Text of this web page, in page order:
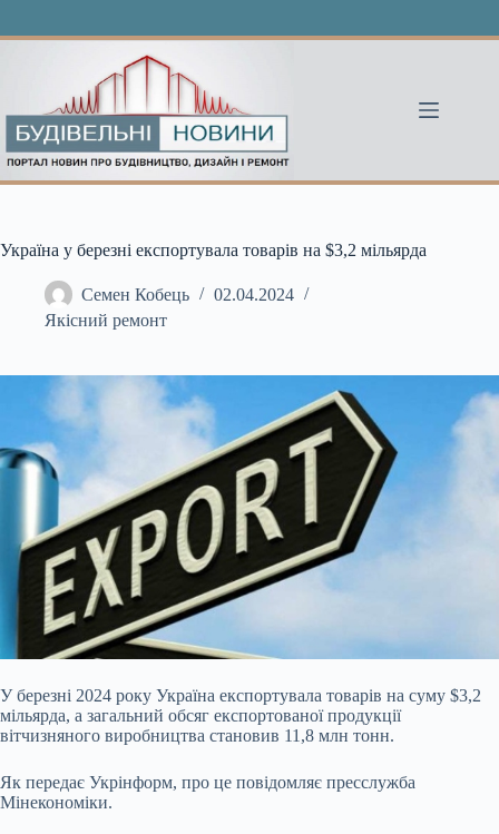
Україна у березні експортувала товарів на $3,2 мільярда
Семен Кобець
02.04.2024
Якісний ремонт
У березні 2024 року Україна експортувала товарів на суму $3,2
мільярда, а загальний обсяг експортованої продукції
вітчизняного виробництва становив 11,8 млн тонн.
Як передає Укрінформ, про це повідомляє пресслужба
Мінекономіки.